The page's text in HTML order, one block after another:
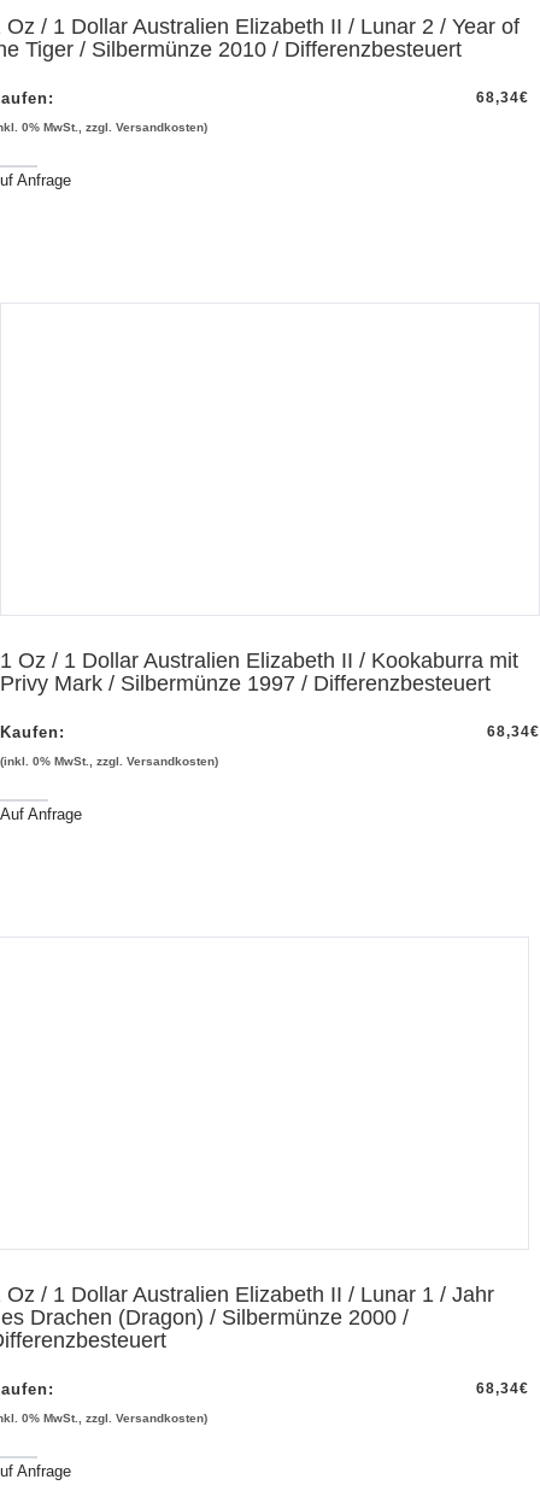
Oz / 1 Dollar Australien Elizabeth II / Lunar 2 / Year of
Tiger / Silbermünze 2010 / Differenzbesteuert
68,34€
0% MwSt., zzgl. Versandkosten)
Anfrage
1 Oz / 1 Dollar Australien Elizabeth II / Kookaburra mit
Privy Mark / Silbermünze 1997 / Differenzbesteuert
Kaufen: 68,34€
(inkl. 0% MwSt., zzgl. Versandkosten)
Auf Anfrage
Oz / 1 Dollar Australien Elizabeth II / Lunar 1 / Jahr
Drachen (Dragon) / Silbermünze 2000 /
68,34€
0% MwSt., zzgl. Versandkosten)
Anfrage